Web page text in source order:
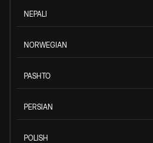
NEPALI
NORWEGIAN
PASHTO
PERSIAN
POLISH